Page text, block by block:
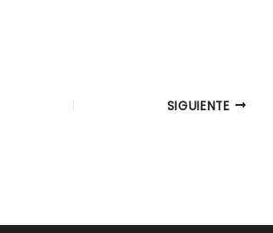
SIGUIENTE